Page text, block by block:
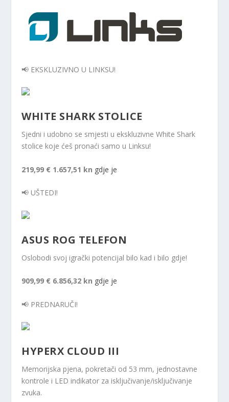
📢 EKSKLUZIVNO U LINKSU!
WHITE SHARK STOLICE
Sjedni i udobno se smjesti u ekskluzivne White Shark
stolice koje ćeš pronaći samo u Linksu!
219,99 € 1.657,51 kn gdje je
📢 UŠTEDI!
ASUS ROG TELEFON
Oslobodi svoj igrački potencijal bilo kad i bilo gdje!
909,99 € 6.856,32 kn gdje je
📢 PREDNARUČI!
HYPERX CLOUD III
Memorijska pjena, pokretači od 53 mm, jednostavne
kontrole i LED indikator za isključivanje/isključivanje
zvuka.